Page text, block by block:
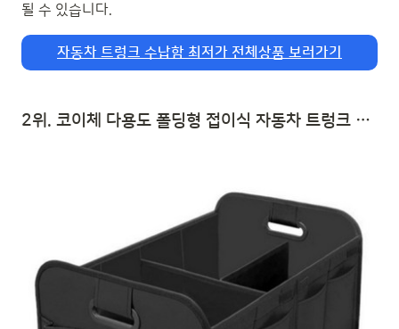
될 수 있습니다.
자동차 트렁크 수납함 최저가 전체상품 보러가기
2위. 코이체 다용도 폴딩형 접이식 자동차 트렁크 정리 수납함, 블랙 | 자동차 트렁크 수납함